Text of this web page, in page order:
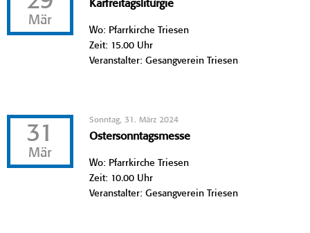
Mär
Karfreitagsliturgie
Wo: Pfarrkirche Triesen
Zeit: 15.00 Uhr
Veranstalter: Gesangverein Triesen
31
Mär
Sonntag, 31. März 2024
Ostersonntagsmesse
Wo: Pfarrkirche Triesen
Zeit: 10.00 Uhr
Veranstalter: Gesangverein Triesen